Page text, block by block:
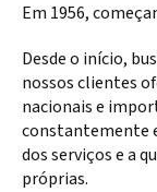
Em 1956,
Desde o início,
nossos clientes
nacionais e
constantemente
dos serviços e a
próprias.